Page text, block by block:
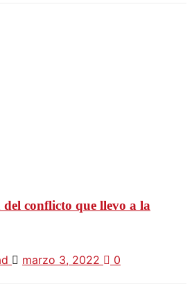
conflicto que llevo a la
marzo 3, 2022 0